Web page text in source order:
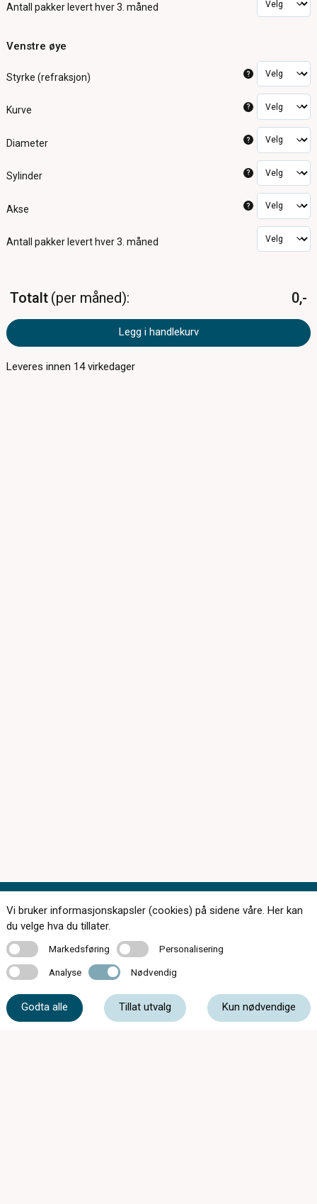
Antall pakker levert hver 3. måned
Venstre øye
Styrke (refraksjon) ?
Kurve ?
Diameter ?
Sylinder ?
Akse ?
Antall pakker levert hver 3. måned
Totalt per måned 0,-
Legg i handlekurv
Leveres innen 14virkedager
Kontakt oss
Vi bruker informasjonskapsler (cookies) på sidene våre. Her kan
du velge hva du tillater.
MarkedsføringMarkedsføring PersonaliseringPersonalisering
Analyse Analyse Nødvendig Nødvendig
Godta alle Tillat utvalg Kun nødvendige